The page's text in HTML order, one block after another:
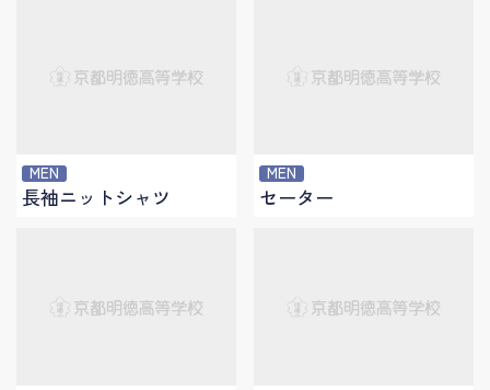
MEN
長袖ニットシャツ
MEN
セーター